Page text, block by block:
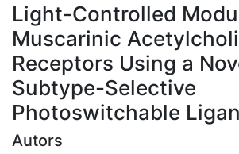
Light-Controlled
Muscarinic
Receptors Using a
Subtype-Selective
Photoswitchable
Autors